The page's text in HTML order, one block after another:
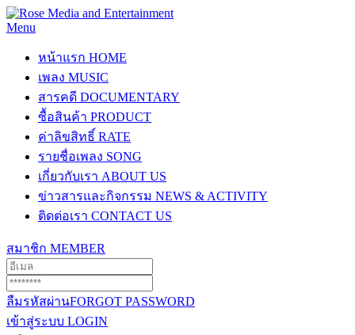
Menu
หน้าแรก HOME
เพลง MUSIC
สารคดี DOCUMENTARY
ซื้อสินค้า PRODUCT
ค่าลิขสิทธิ์ RATE
รายชื่อเพลง SONG
เกี่ยวกับเรา ABOUT US
ข่าวสารและกิจกรรม NEWS & ACTIVITY
ติดต่อเรา CONTACT US
สมาชิก MEMBER
ลืมรหัสผ่านFORGOT PASSWORD
เข้าสู่ระบบ LOGIN